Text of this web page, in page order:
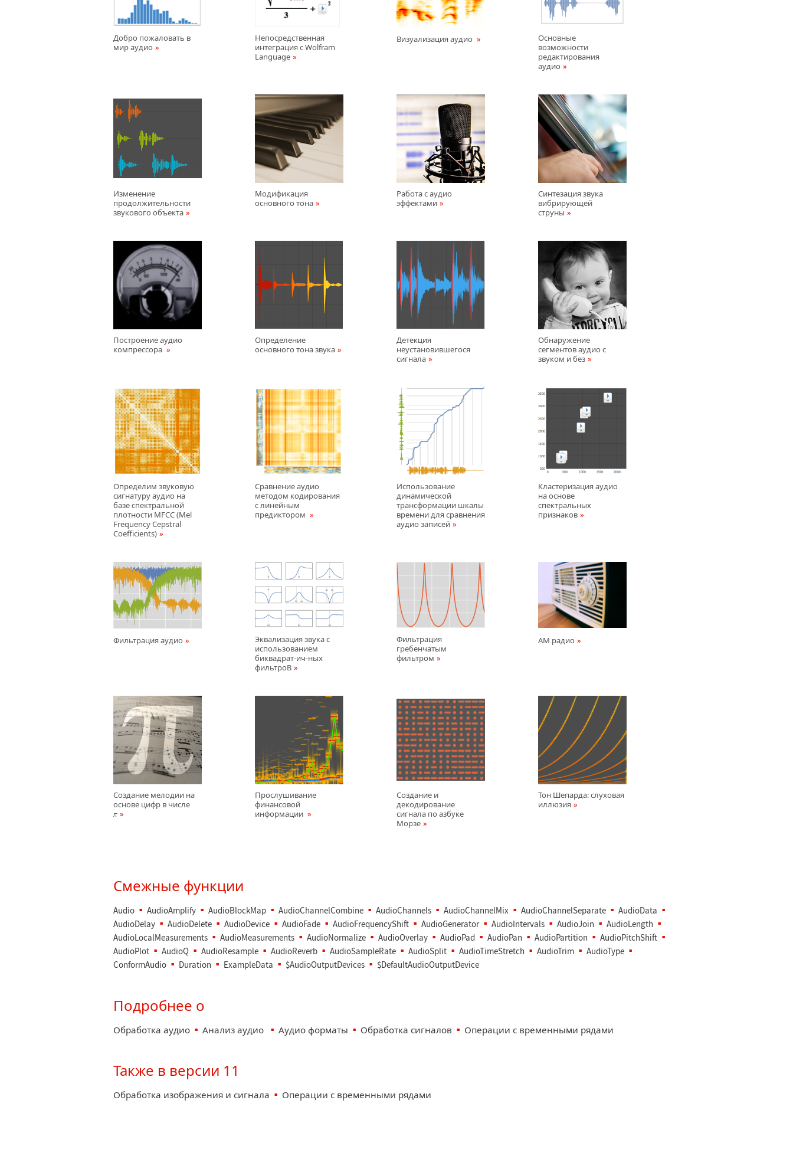
Добро пожаловать в
мир аудио
Непосредственная
интеграция с Wolfram
Language
Визуализация аудио
Основные
возможности
редактирования
аудио
Изменение
продолжительности
звукового объекта
Модификация
основного тона
Работа с аудио
эффектами
Синтезация звукa
вибрирующей
струны
Построение аудио
компрессора
Определение
основного тона звука
Детекция
неустановившегося
сигнала
Обнаружение
сегментов аудио с
звуком и без
Определим звуковую
сигнатуру аудио на
базе спектральной
плотности MFCC (Mel
Frequency Cepstral
Coefficients)
Сравнение аудио
методом кодирования
с линейным
предиктором
Использование
динамической
трансформации шкалы
времени для сравнения
аудио записей
Кластеризация аудио
на основе
спектральных
признаков
Фильтрация аудио
Эквализация звука с
использованием
биквадрат-ич-ных
фильтроВ
Фильтрация
гребенчатым
фильтром
AM радио
Создание мелодии на
основе цифр в числе
π
Прослушивание
финансовой
информации
Создание и
декодирование
сигнала по азбуке
Морзе
Тон Шепарда: слуховая
иллюзия
Смежные функции
Audio AudioAmplify AudioBlockMap AudioChannelCombine AudioChannels AudioChannelMix AudioChannelSeparate
AudioData
AudioDelay
AudioDelete AudioDevice AudioFade AudioFrequencyShift AudioGenerator AudioIntervals AudioJoin
AudioLength
AudioLocalMeasurements
AudioMeasurements AudioNormalize AudioOverlay AudioPad AudioPan AudioPartition
AudioPitchShift
AudioPlot
AudioQ AudioResample AudioReverb AudioSampleRate AudioSplit AudioTimeStretch AudioTrim
AudioType
ConformAudio
Duration ExampleData $AudioOutputDevices $DefaultAudioOutputDevice
Подробнее о
Обработка аудио Анализ аудио Аудио форматы Обработка сигналов Операции с временными рядами
Также в версии 11
Обработка изображения и сигнала Операции с временными рядами